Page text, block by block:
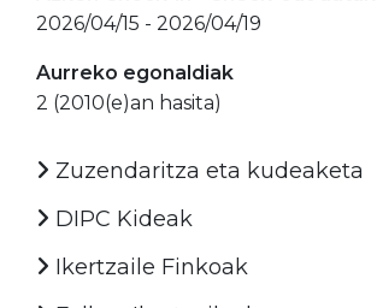
2026/04/15 - 2026/04/19
Aurreko egonaldiak
2 (2010(e)an hasita)
Zuzendaritza eta kudeaketa
DIPC Kideak
Ikertzaile Finkoak